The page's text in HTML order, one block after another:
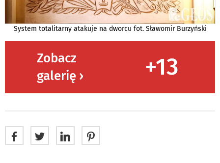
System totalitarny atakuje na dworcu fot. Sławomir Burzyński
Zobacz
galerię ›
+13